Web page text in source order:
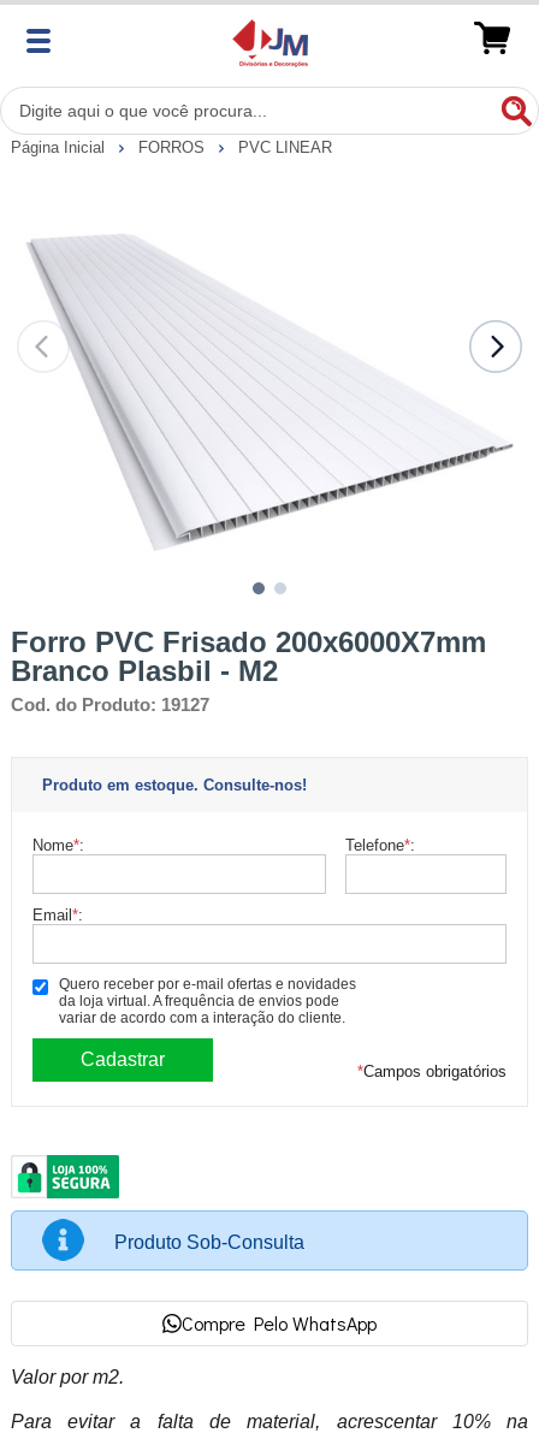
Página Inicial FORROS PVC LINEAR
Forro PVC Frisado 200x6000X7mm
Branco Plasbil - M2
Cod. do Produto: 19127
Produto em estoque. Consulte-nos!
Nome*: Telefone*:
Email*:
Quero receber por e-mail ofertas e novidades
da loja virtual. A frequência de envios pode
variar de acordo com a interação do cliente.
*Campos obrigatórios
Produto Sob-Consulta
Compre Pelo WhatsApp
Valor por m2.
Para evitar a falta de material, acrescentar 10% na